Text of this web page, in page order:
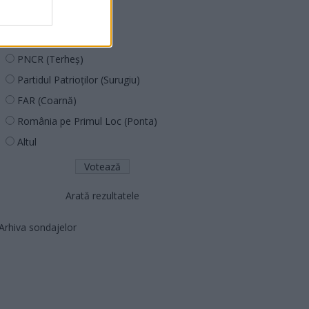
PNCR (Terheș)
Partidul Patrioților (Surugiu)
FAR (Coarnă)
România pe Primul Loc (Ponta)
Altul
Arată rezultatele
sondajelor